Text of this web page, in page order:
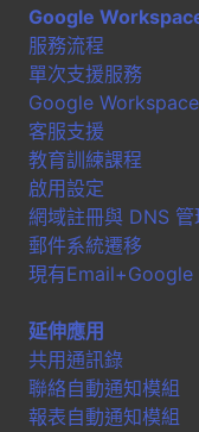
Google
服務流程
單次支援服務
Google
客服支援
教育訓練課程
啟用設定
網域註冊與 DNS 管
郵件系統遷移
現有
延伸應用
共用通訊錄
聯絡自動通知模組
報表自動通知模組